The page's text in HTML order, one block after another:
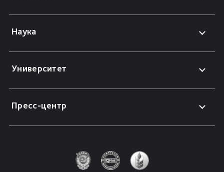
Наука
Университет
Пресс-центр